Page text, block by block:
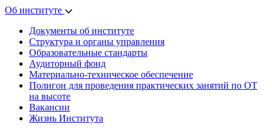
Об институте
Документы об институте
Структура и органы управления
Образовательные стандарты
Аудиторный фонд
Материально-техническое обеспечение
Полигон для проведения практических занятий по ОТ
на высоте
Вакансии
Жизнь Института